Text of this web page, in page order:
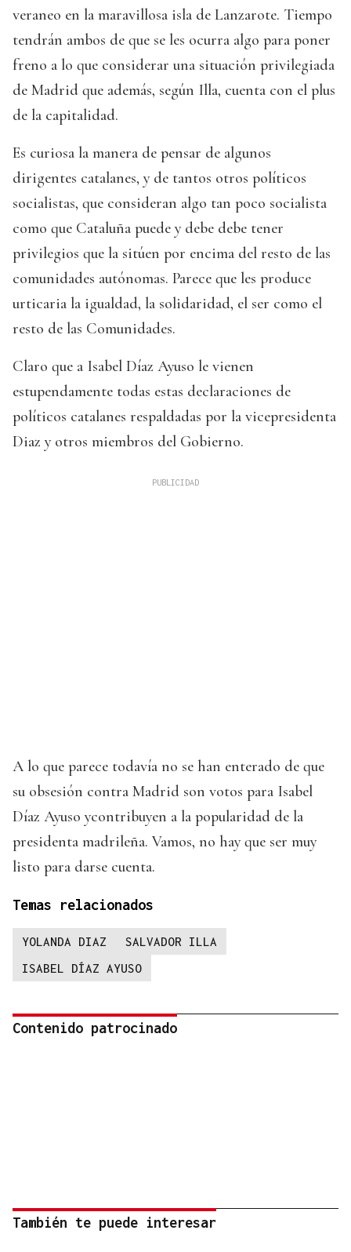
veraneo en la maravillosa isla de Lanzarote. Tiempo
tendrán ambos de que se les ocurra algo para poner
freno a lo que considerar una situación privilegiada
de Madrid que además, según Illa, cuenta con el plus
de la capitalidad.
Es curiosa la manera de pensar de algunos
dirigentes catalanes, y de tantos otros políticos
socialistas, que consideran algo tan poco socialista
como que Cataluña puede y debe debe tener
privilegios que la sitúen por encima del resto de las
comunidades autónomas. Parece que les produce
urticaria la igualdad, la solidaridad, el ser como el
resto de las Comunidades.
Claro que a Isabel Díaz Ayuso le vienen
estupendamente todas estas declaraciones de
políticos catalanes respaldadas por la vicepresidenta
Diaz y otros miembros del Gobierno.
A lo que parece todavía no se han enterado de que
su obsesión contra Madrid son votos para Isabel
Díaz Ayuso ycontribuyen a la popularidad de la
presidenta madrileña. Vamos, no hay que ser muy
listo para darse cuenta.
Temas relacionados
YOLANDA DIAZ
SALVADOR ILLA
ISABEL DÍAZ AYUSO
Contenido patrocinado
También te puede interesar